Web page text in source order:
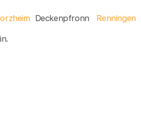
Deckenpfronn Renningen